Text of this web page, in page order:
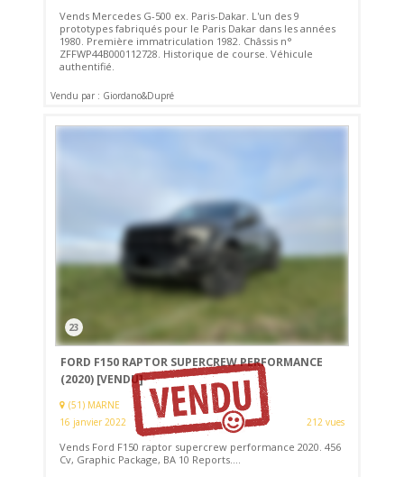
Vends Mercedes G-500 ex. Paris-Dakar. L'un des 9
prototypes fabriqués pour le Paris Dakar dans les années
1980. Première immatriculation 1982. Châssis n°
ZFFWP44B000112728. Historique de course. Véhicule
authentifié.
Vendu par : Giordano&Dupré
23
FORD F150 RAPTOR SUPERCREW PERFORMANCE
(2020) [VENDU]
(51) MARNE
16 janvier 2022
212 vues
Vends Ford F150 raptor supercrew performance 2020. 456
Cv, Graphic Package, BA 10 Reports....